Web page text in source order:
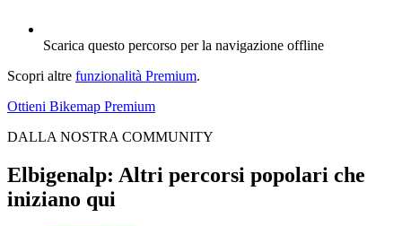
Scarica questo percorso per la navigazione offline
Scopri altre funzionalità Premium.
Ottieni Bikemap Premium
DALLA NOSTRA COMMUNITY
Elbigenalp: Altri percorsi popolari che
iniziano qui